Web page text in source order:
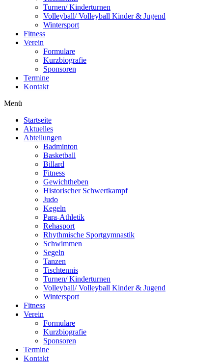
Turnen/ Kinderturnen
Volleyball/ Volleyball Kinder & Jugend
Wintersport
Fitness
Verein
Formulare
Kurzbiografie
Sponsoren
Termine
Kontakt
Menü
Startseite
Aktuelles
Abteilungen
Badminton
Basketball
Billard
Fitness
Gewichtheben
Historischer Schwertkampf
Judo
Kegeln
Para-Athletik
Rehasport
Rhythmische Sportgymnastik
Schwimmen
Segeln
Tanzen
Tischtennis
Turnen/ Kinderturnen
Volleyball/ Volleyball Kinder & Jugend
Wintersport
Fitness
Verein
Formulare
Kurzbiografie
Sponsoren
Termine
Kontakt